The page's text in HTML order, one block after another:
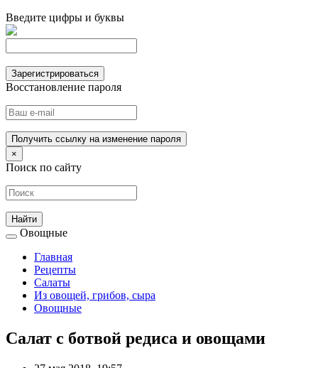
Введите цифры и буквы
Зарегистрироваться
Восстановление пароля
Получить ссылку на изменение пароля
×
Поиск по сайту
Овощные
Главная
Рецепты
Салаты
Из овощей, грибов, сыра
Овощные
Салат с ботвой редиса и овощами